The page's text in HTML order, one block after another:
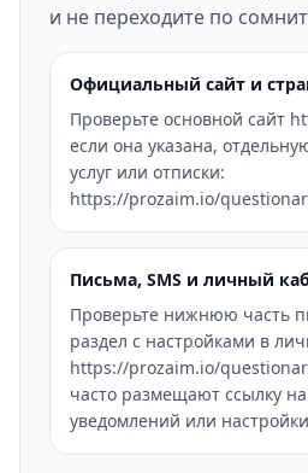
и не переходите по
Официальный сайт и
Проверьте основной сайт
если она указана,
услуг или отписки:
https://prozaim.io/
Письма, SMS и личный
Проверьте нижнюю часть
раздел с настройками в
https://prozaim.io/
часто размещают ссылку на
уведомлений или